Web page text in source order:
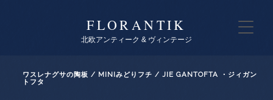
FLORANTIK
北欧アンティーク & ヴィンテージ
ワスレナグサの陶板 / MINIみどりフチ / JIE GANTOFTA ・ジィガン
トフタ